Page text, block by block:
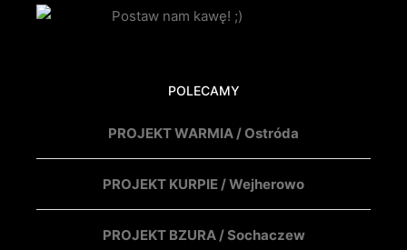
POLECAMY
PROJEKT WARMIA / Ostróda
PROJEKT KURPIE / Wejherowo
PROJEKT BZURA / Sochaczew